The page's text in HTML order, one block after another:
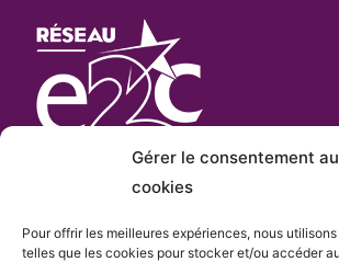
Gérer le consentement
cookies
Pour offrir les meilleures expériences, nous
telles que les cookies pour stocker et/ou accéder
L’E2C Varest «membre actif» du